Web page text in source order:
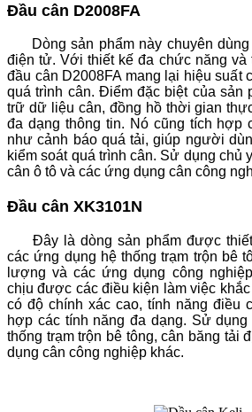
Đầu cân D2008FA
Dòng sản phẩm này chuyên dùng
điện tử. Với thiết kế đa chức năng và
đầu cân D2008FA mang lại hiệu suất
quá trình cân. Điểm đặc biệt của sản
trữ dữ liệu cân, đồng hồ thời gian
đa dạng thông tin. Nó cũng tích hợp
như cảnh báo quá tải, giúp người
kiểm soát quá trình cân. Sử dụng chủ
cân ô tô và các ứng dụng cân công
Đầu cân XK3101N
Đây là dòng sản phẩm được thiết
các ứng dụng hệ thống trạm trộn bê
lượng và các ứng dụng công
chịu được các điều kiện làm việc
có độ chính xác cao, tính năng điều
hợp các tính năng đa dạng. Sử dụng
thống trạm trộn bê tông, cân băng tải
dụng cân công nghiệp khác.